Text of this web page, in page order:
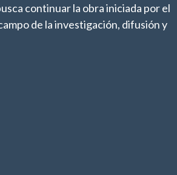
continuar la obra iniciada por el
de la investigación, difusión y